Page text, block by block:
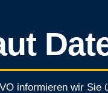
informieren wir Sie